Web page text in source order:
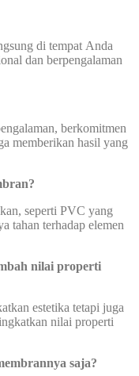
di tempat Anda
dan berpengalaman
berkomitmen
memberikan hasil yang
seperti PVC yang
tahan terhadap elemen
nilai properti
estetika tetapi juga
nilai properti
saja?